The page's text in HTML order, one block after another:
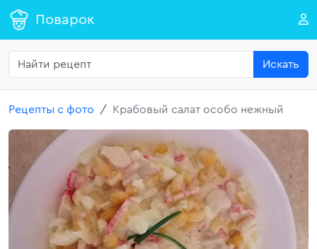
Поварок
Искать
Рецепты с фото Крабовый салат особо нежный